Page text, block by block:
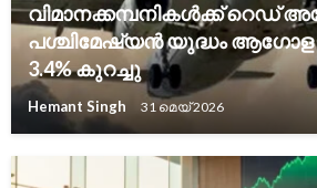
വിമാനക്കമ്പനികൾക്ക് റെഡ്
പശ്ചിമേഷ്യൻ യുദ്ധം ആഗോള
3.4% കുറച്ചു
Hemant Singh 31 മെയ്‌ 2026